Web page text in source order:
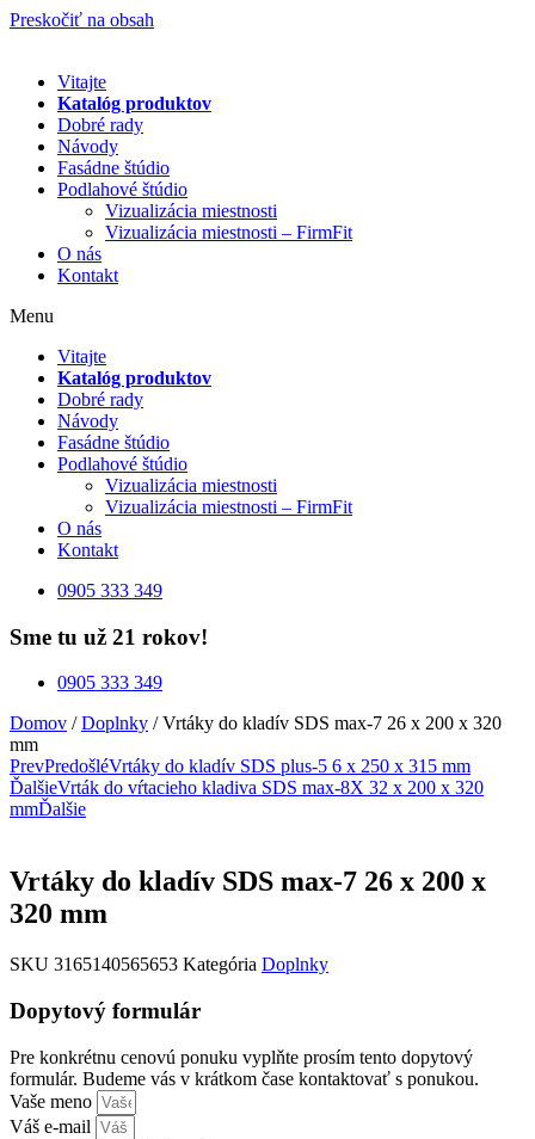
Preskočiť na obsah
Vitajte
Katalóg produktov
Dobré rady
Návody
Fasádne štúdio
Podlahové štúdio
Vizualizácia miestnosti
Vizualizácia miestnosti – FirmFit
O nás
Kontakt
Menu
Vitajte
Katalóg produktov
Dobré rady
Návody
Fasádne štúdio
Podlahové štúdio
Vizualizácia miestnosti
Vizualizácia miestnosti – FirmFit
O nás
Kontakt
0905 333 349
Sme tu už 21 rokov!
0905 333 349
Domov /Doplnky / Vrtáky do kladív SDS max-7 26 x 200 x 320
mm
PrevPredošléVrtáky do kladív SDS plus-5 6 x 250 x 315 mm
ĎalšieVrták do vŕtacieho kladiva SDS max-8X 32 x 200 x 320
mmĎalšie
Vrtáky do kladív SDS max-7 26 x 200 x
320 mm
SKU 3165140565653 Kategória Doplnky
Dopytový formulár
Pre konkrétnu cenovú ponuku vyplňte prosím tento dopytový
formulár. Budeme vás v krátkom čase kontaktovať s ponukou.
Vaše meno
Váš e-mail